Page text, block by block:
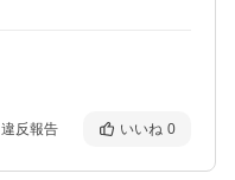
違反報告 いいね 0